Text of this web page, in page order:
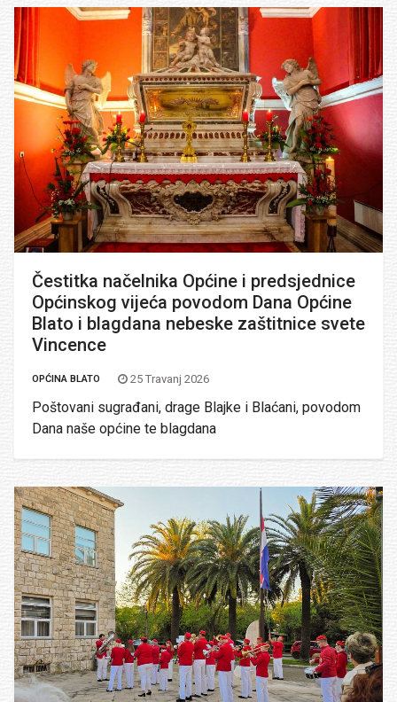
Čestitka načelnika Općine i predsjednice
Općinskog vijeća povodom Dana Općine
Blato i blagdana nebeske zaštitnice svete
Vincence
OPĆINA BLATO 25 Travanj 2026
Poštovani sugrađani, drage Blajke i Blaćani, povodom
Dana naše općine te blagdana